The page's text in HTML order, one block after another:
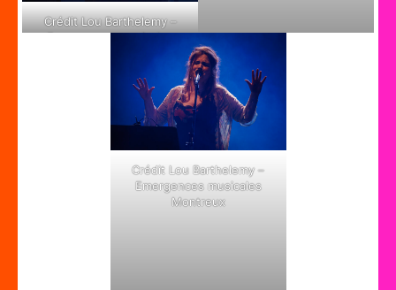
Crédit Lou Barthelemy –
Emergences musicales
Crédit Lou Barthelemy –
Emergences musicales
Montreux